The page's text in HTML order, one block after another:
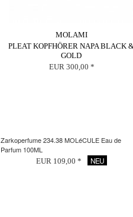
MOLAMI
PLEAT KOPFHÖRER NAPA BLACK
GOLD
EUR 300,00 *
Zarkoperfume 234.38 MOLéCULE Eau de
Parfum 100ML
EUR 109,00 * NEU